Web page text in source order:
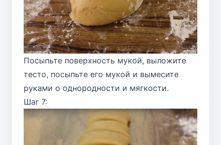
Посыпьте поверхность мукой, выложите
тесто, посыпьте его мукой и вымесите
руками о однородности и мягкости.
Шаг 7: